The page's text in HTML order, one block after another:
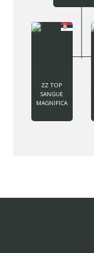
ZZ TOP
SANGUE
MAGNIFICA